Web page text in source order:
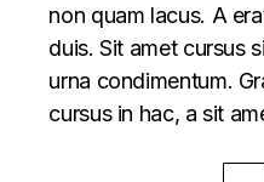
non quam lacus. A
duis. Sit amet cursus
urna condimentum.
cursus in hac, a sit